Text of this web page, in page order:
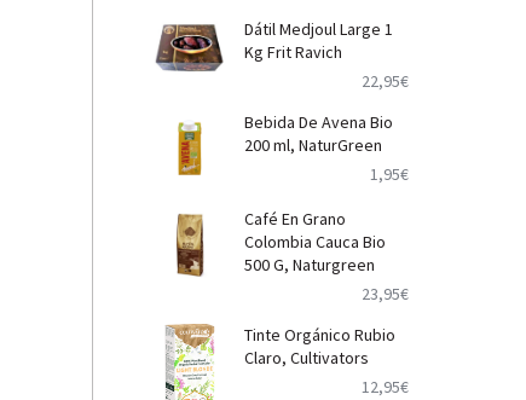
Dátil Medjoul Large 1
Kg Frit Ravich
22,95€
Bebida De Avena Bio
200 ml, NaturGreen
1,95€
Café En Grano
Colombia Cauca Bio
500 G, Naturgreen
23,95€
Tinte Orgánico Rubio
Claro, Cultivators
12,95€